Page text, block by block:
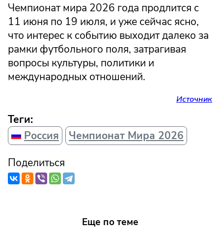
Чемпионат мира 2026 года продлится с
11 июня по 19 июля, и уже сейчас ясно,
что интерес к событию выходит далеко за
рамки футбольного поля, затрагивая
вопросы культуры, политики и
международных отношений.
Источник
Теги:
Россия
Чемпионат Мира 2026
Поделиться
Еще по теме